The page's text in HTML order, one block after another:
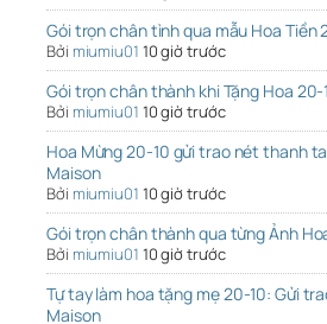
Gói trọn chân tình qua mẫu Hoa Tiền
Bởi miumiu01 10 giờ trước
Gói trọn chân thành khi Tặng Hoa 20-
Bởi miumiu01 10 giờ trước
Hoa Mừng 20-10 gửi trao nét thanh
Maison
Bởi miumiu01 10 giờ trước
Gói trọn chân thành qua từng Ảnh
Bởi miumiu01 10 giờ trước
Tự tay làm hoa tặng mẹ 20-10: Gửi
Maison